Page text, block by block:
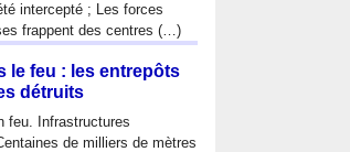
intercepté ; Les forces
frappent des centres (…)
le feu : les entrepôts
détruits
feu. Infrastructures
de milliers de mètres